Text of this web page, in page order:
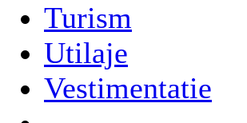
Turism
Utilaje
Vestimentatie